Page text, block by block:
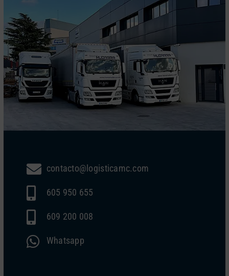
contacto@logisticamc.com
605 950 655
609 200 008
Whatsapp